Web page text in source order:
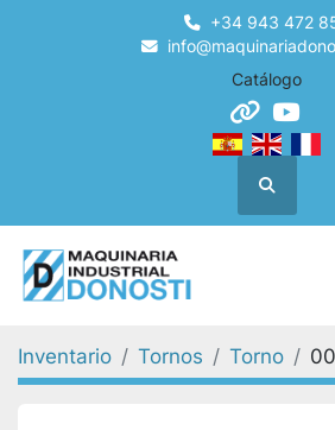
+34 943 472
Catálogo
other
Buscar
Inventario Tornos Torno